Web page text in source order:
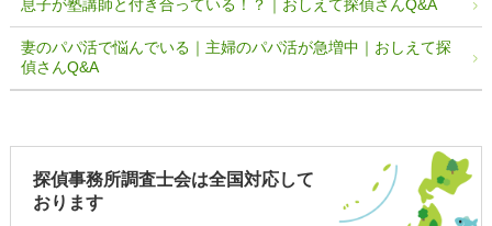
息子が塾講師と付き合っている！？｜おしえて探偵さんQ&A
妻のパパ活で悩んでいる｜主婦のパパ活が急増中｜おしえて探
偵さんQ&A
探偵事務所調査士会は全国対応して
おります